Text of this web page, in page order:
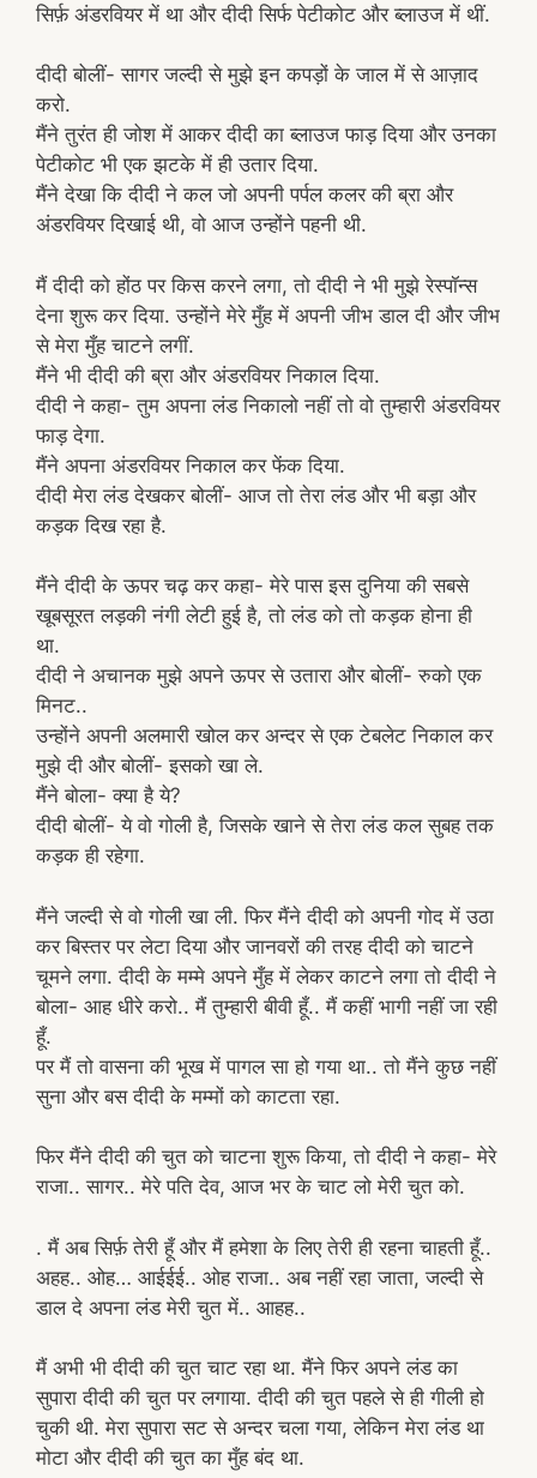
सिर्फ़ अंडरवियर में था और दीदी सिर्फ पेटीकोट और ब्लाउज में थीं.
दीदी बोलीं- सागर जल्दी से मुझे इन कपड़ों के जाल में से आज़ाद
करो.
मैंने तुरंत ही जोश में आकर दीदी का ब्लाउज फाड़ दिया और उनका
पेटीकोट भी एक झटके में ही उतार दिया.
मैंने देखा कि दीदी ने कल जो अपनी पर्पल कलर की ब्रा और
अंडरवियर दिखाई थी, वो आज उन्होंने पहनी थी.
मैं दीदी को होंठ पर किस करने लगा, तो दीदी ने भी मुझे रेस्पॉन्स
देना शुरू कर दिया. उन्होंने मेरे मुँह में अपनी जीभ डाल दी और जीभ
से मेरा मुँह चाटने लगीं.
मैंने भी दीदी की ब्रा और अंडरवियर निकाल दिया.
दीदी ने कहा- तुम अपना लंड निकालो नहीं तो वो तुम्हारी अंडरवियर
फाड़ देगा.
मैंने अपना अंडरवियर निकाल कर फेंक दिया.
दीदी मेरा लंड देखकर बोलीं- आज तो तेरा लंड और भी बड़ा और
कड़क दिख रहा है.
मैंने दीदी के ऊपर चढ़ कर कहा- मेरे पास इस दुनिया की सबसे
खूबसूरत लड़की नंगी लेटी हुई है, तो लंड को तो कड़क होना ही
था.
दीदी ने अचानक मुझे अपने ऊपर से उतारा और बोलीं- रुको एक
मिनट..
उन्होंने अपनी अलमारी खोल कर अन्दर से एक टेबलेट निकाल कर
मुझे दी और बोलीं- इसको खा ले.
मैंने बोला- क्या है ये?
दीदी बोलीं- ये वो गोली है, जिसके खाने से तेरा लंड कल सुबह तक
कड़क ही रहेगा.
मैंने जल्दी से वो गोली खा ली. फिर मैंने दीदी को अपनी गोद में उठा
कर बिस्तर पर लेटा दिया और जानवरों की तरह दीदी को चाटने
चूमने लगा. दीदी के मम्मे अपने मुँह में लेकर काटने लगा तो दीदी ने
बोला- आह धीरे करो.. मैं तुम्हारी बीवी हूँ.. मैं कहीं भागी नहीं जा रही
हूँ.
पर मैं तो वासना की भूख में पागल सा हो गया था.. तो मैंने कुछ नहीं
सुना और बस दीदी के मम्मों को काटता रहा.
फिर मैंने दीदी की चुत को चाटना शुरू किया, तो दीदी ने कहा- मेरे
राजा.. सागर.. मेरे पति देव, आज भर के चाट लो मेरी चुत को.
. मैं अब सिर्फ़ तेरी हूँ और मैं हमेशा के लिए तेरी ही रहना चाहती हूँ..
अहह.. ओह… आईईई.. ओह राजा.. अब नहीं रहा जाता, जल्दी से
डाल दे अपना लंड मेरी चुत में.. आहह..
मैं अभी भी दीदी की चुत चाट रहा था. मैंने फिर अपने लंड का
सुपारा दीदी की चुत पर लगाया. दीदी की चुत पहले से ही गीली हो
चुकी थी. मेरा सुपारा सट से अन्दर चला गया, लेकिन मेरा लंड था
मोटा और दीदी की चुत का मुँह बंद था.